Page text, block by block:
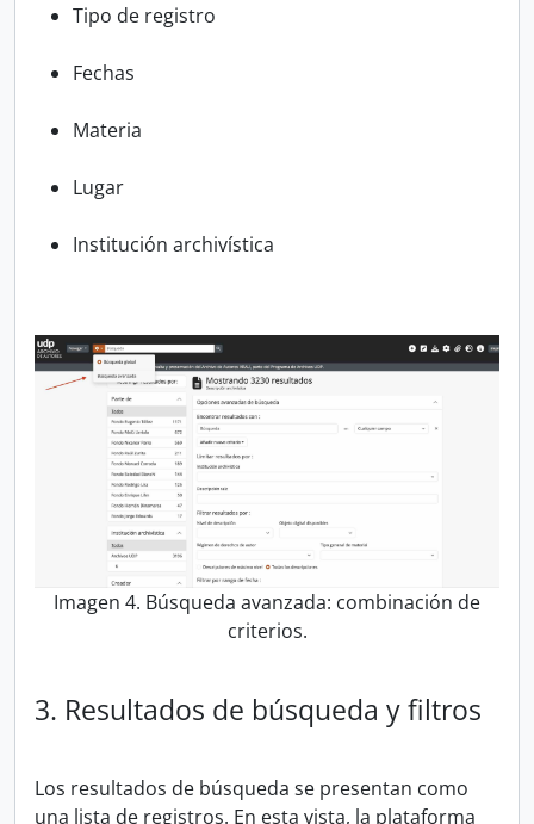
Tipo de registro
Fechas
Materia
Lugar
Institución archivística
Imagen 4. Búsqueda avanzada: combinación de
criterios.
3. Resultados de búsqueda y filtros
Los resultados de búsqueda se presentan como
una lista de registros. En esta vista, la plataforma